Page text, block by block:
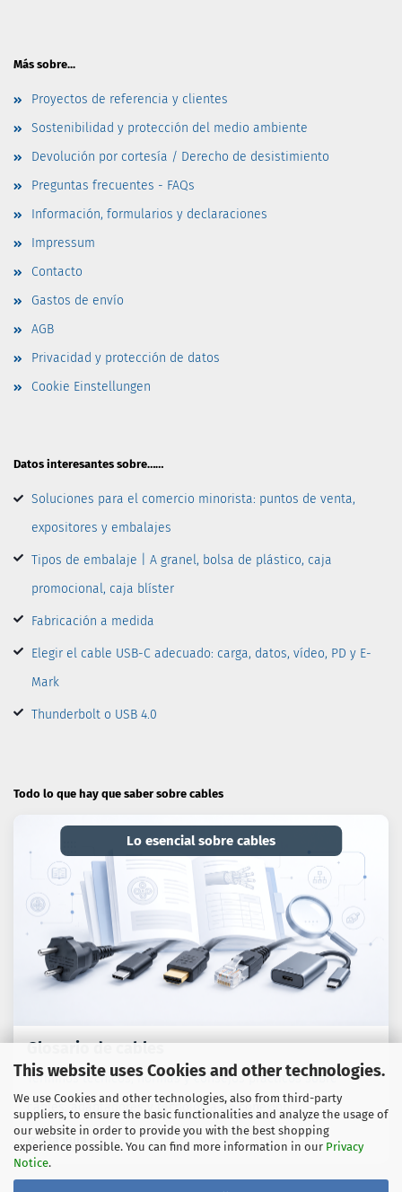
This website uses Cookies and other technologies.
We use Cookies and other technologies, also from third-party
suppliers, to ensure the basic functionalities and analyze the usage of
our website in order to provide you with the best shopping
experience possible. You can find more information in our Privacy
Notice.
Más sobre...
Proyectos de referencia y clientes
Sostenibilidad y protección del medio ambiente
Devolución por cortesía / Derecho de desistimiento
Preguntas frecuentes - FAQs
Información, formularios y declaraciones
Impressum
Contacto
Gastos de envío
AGB
Privacidad y protección de datos
Cookie Einstellungen
Datos interesantes sobre……
Soluciones para el comercio minorista: puntos de venta,
expositores y embalajes
Tipos de embalaje | A granel, bolsa de plástico, caja
promocional, caja blíster
Fabricación a medida
Elegir el cable USB-C adecuado: carga, datos, vídeo, PD y E-
Mark
Thunderbolt o USB 4.0
Todo lo que hay que saber sobre cables
Lo esencial sobre cables
Glosario de cables
Términos técnicos, normas y consejos prácticos sobre
cables, adaptadores y tecnología de conexión.
Ir a la guía